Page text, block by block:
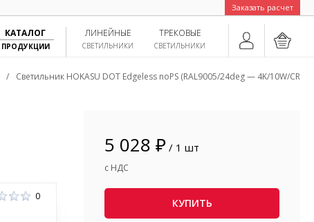
Заказать расчет
ТРЕКОВЫЕ
СВЕТИЛЬНИКИ
ЛИНЕЙНЫЕ
СВЕТИЛЬНИКИ
КАТАЛОГ
ПРОДУКЦИИ
/ Светильник HOKASU DOT Edgeless noPS (RAL9005/24deg — 4K/10W/CRI98)
0
5 028 ₽ / 1 шт
с НДС
КУПИТЬ